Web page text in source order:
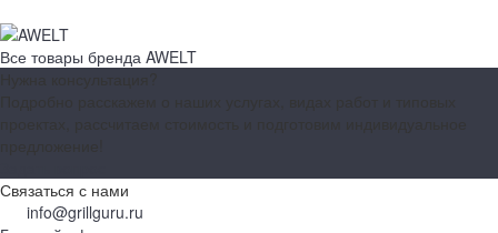
Все товары бренда AWELT
Связаться с нами
info@grillguru.ru